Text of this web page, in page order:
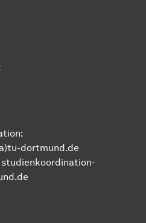
dortmund.de
studienkoordination-